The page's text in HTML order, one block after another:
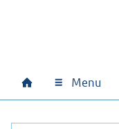
Hoofdnavigatie
Home Menu